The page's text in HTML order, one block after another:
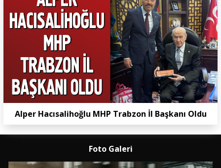
Alper Hacısalihoğlu MHP Trabzon İl Başkanı Oldu
Foto Galeri